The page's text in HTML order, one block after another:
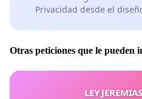
Privacidad desde el
Otras peticiones que le pueden
LEY